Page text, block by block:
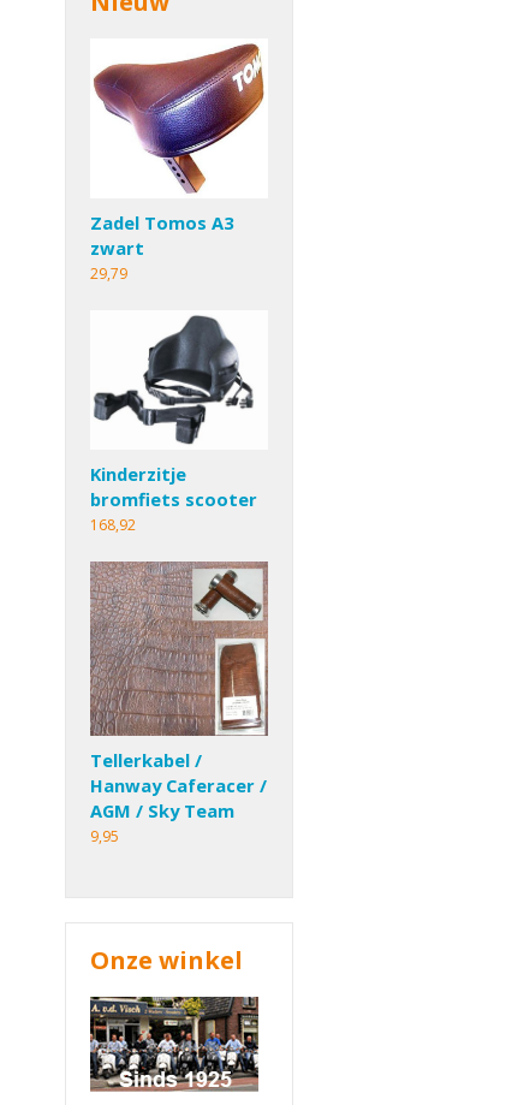
Zadel Tomos A3
zwart
29,79
Kinderzitje
bromfiets scooter
168,92
Tellerkabel /
Hanway Caferacer /
AGM / Sky Team
9,95
Onze winkel